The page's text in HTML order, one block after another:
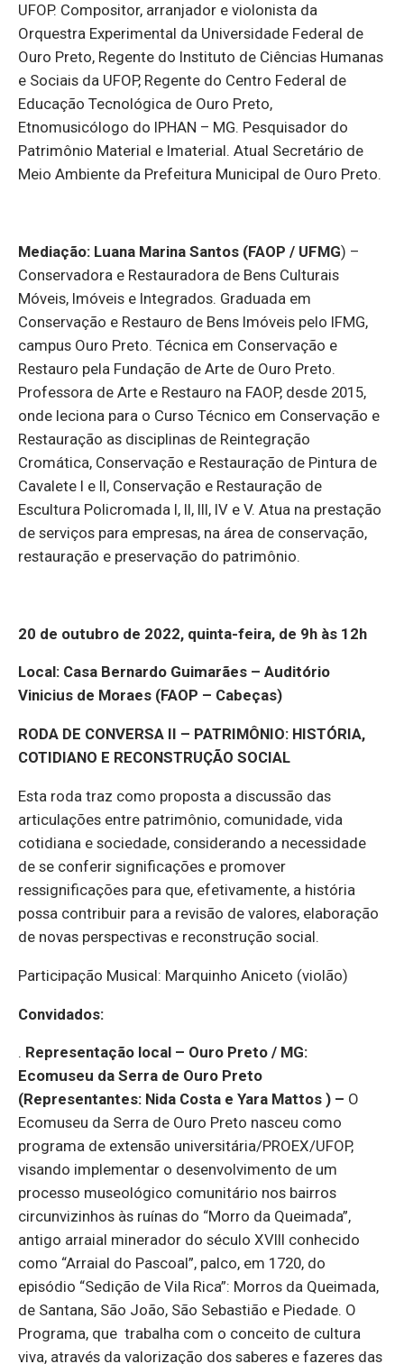
UFOP. Compositor, arranjador e violonista da
Orquestra Experimental da Universidade Federal de
Ouro Preto, Regente do Instituto de Ciências Humanas
e Sociais da UFOP, Regente do Centro Federal de
Educação Tecnológica de Ouro Preto,
Etnomusicólogo do IPHAN – MG. Pesquisador do
Patrimônio Material e Imaterial. Atual Secretário de
Meio Ambiente da Prefeitura Municipal de Ouro Preto.
Mediação: Luana Marina Santos (FAOP / UFMG) –
Conservadora e Restauradora de Bens Culturais
Móveis, Imóveis e Integrados. Graduada em
Conservação e Restauro de Bens Imóveis pelo IFMG,
campus Ouro Preto. Técnica em Conservação e
Restauro pela Fundação de Arte de Ouro Preto.
Professora de Arte e Restauro na FAOP, desde 2015,
onde leciona para o Curso Técnico em Conservação e
Restauração as disciplinas de Reintegração
Cromática, Conservação e Restauração de Pintura de
Cavalete I e II, Conservação e Restauração de
Escultura Policromada I, II, III, IV e V. Atua na prestação
de serviços para empresas, na área de conservação,
restauração e preservação do patrimônio.
20 de outubro de 2022, quinta-feira, de 9h às 12h
Local: Casa Bernardo Guimarães – Auditório
Vinicius de Moraes (FAOP – Cabeças)
RODA DE CONVERSA II – PATRIMÔNIO: HISTÓRIA,
COTIDIANO E RECONSTRUÇÃO SOCIAL
Esta roda traz como proposta a discussão das
articulações entre patrimônio, comunidade, vida
cotidiana e sociedade, considerando a necessidade
de se conferir significações e promover
ressignificações para que, efetivamente, a história
possa contribuir para a revisão de valores, elaboração
de novas perspectivas e reconstrução social.
Participação Musical: Marquinho Aniceto (violão)
Convidados:
. Representação local – Ouro Preto / MG:
Ecomuseu da Serra de Ouro Preto
(Representantes: Nida Costa e Yara Mattos ) – O
Ecomuseu da Serra de Ouro Preto nasceu como
programa de extensão universitária/PROEX/UFOP,
visando implementar o desenvolvimento de um
processo museológico comunitário nos bairros
circunvizinhos às ruínas do “Morro da Queimada”,
antigo arraial minerador do século XVIII conhecido
como “Arraial do Pascoal”, palco, em 1720, do
episódio “Sedição de Vila Rica”: Morros da Queimada,
de Santana, São João, São Sebastião e Piedade. O
Programa, que trabalha com o conceito de cultura
viva, através da valorização dos saberes e fazeres das